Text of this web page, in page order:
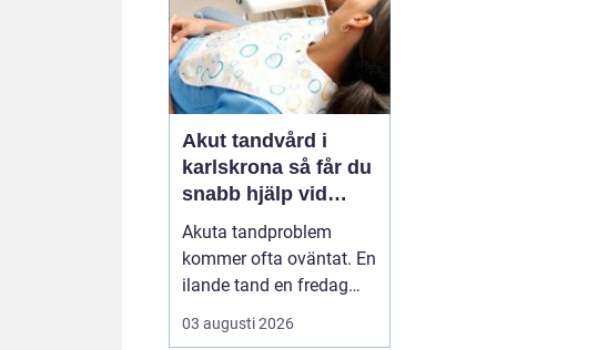
Akut tandvård i
karlskrona så får du
snabb hjälp vid
tandvärk och skador
Akuta tandproblem
kommer ofta oväntat. En
ilande tand en fredag
kväll, en svullnad som
blir värre över natten
03 augusti 2026